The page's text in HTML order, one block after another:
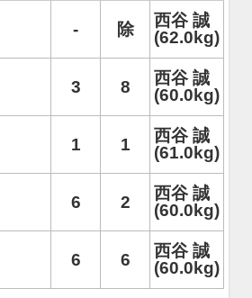
- 除
西谷 誠
(62.0kg)
3 8
西谷 誠
(60.0kg)
1 1
西谷 誠
(61.0kg)
6 2
西谷 誠
(60.0kg)
6 6
西谷 誠
(60.0kg)